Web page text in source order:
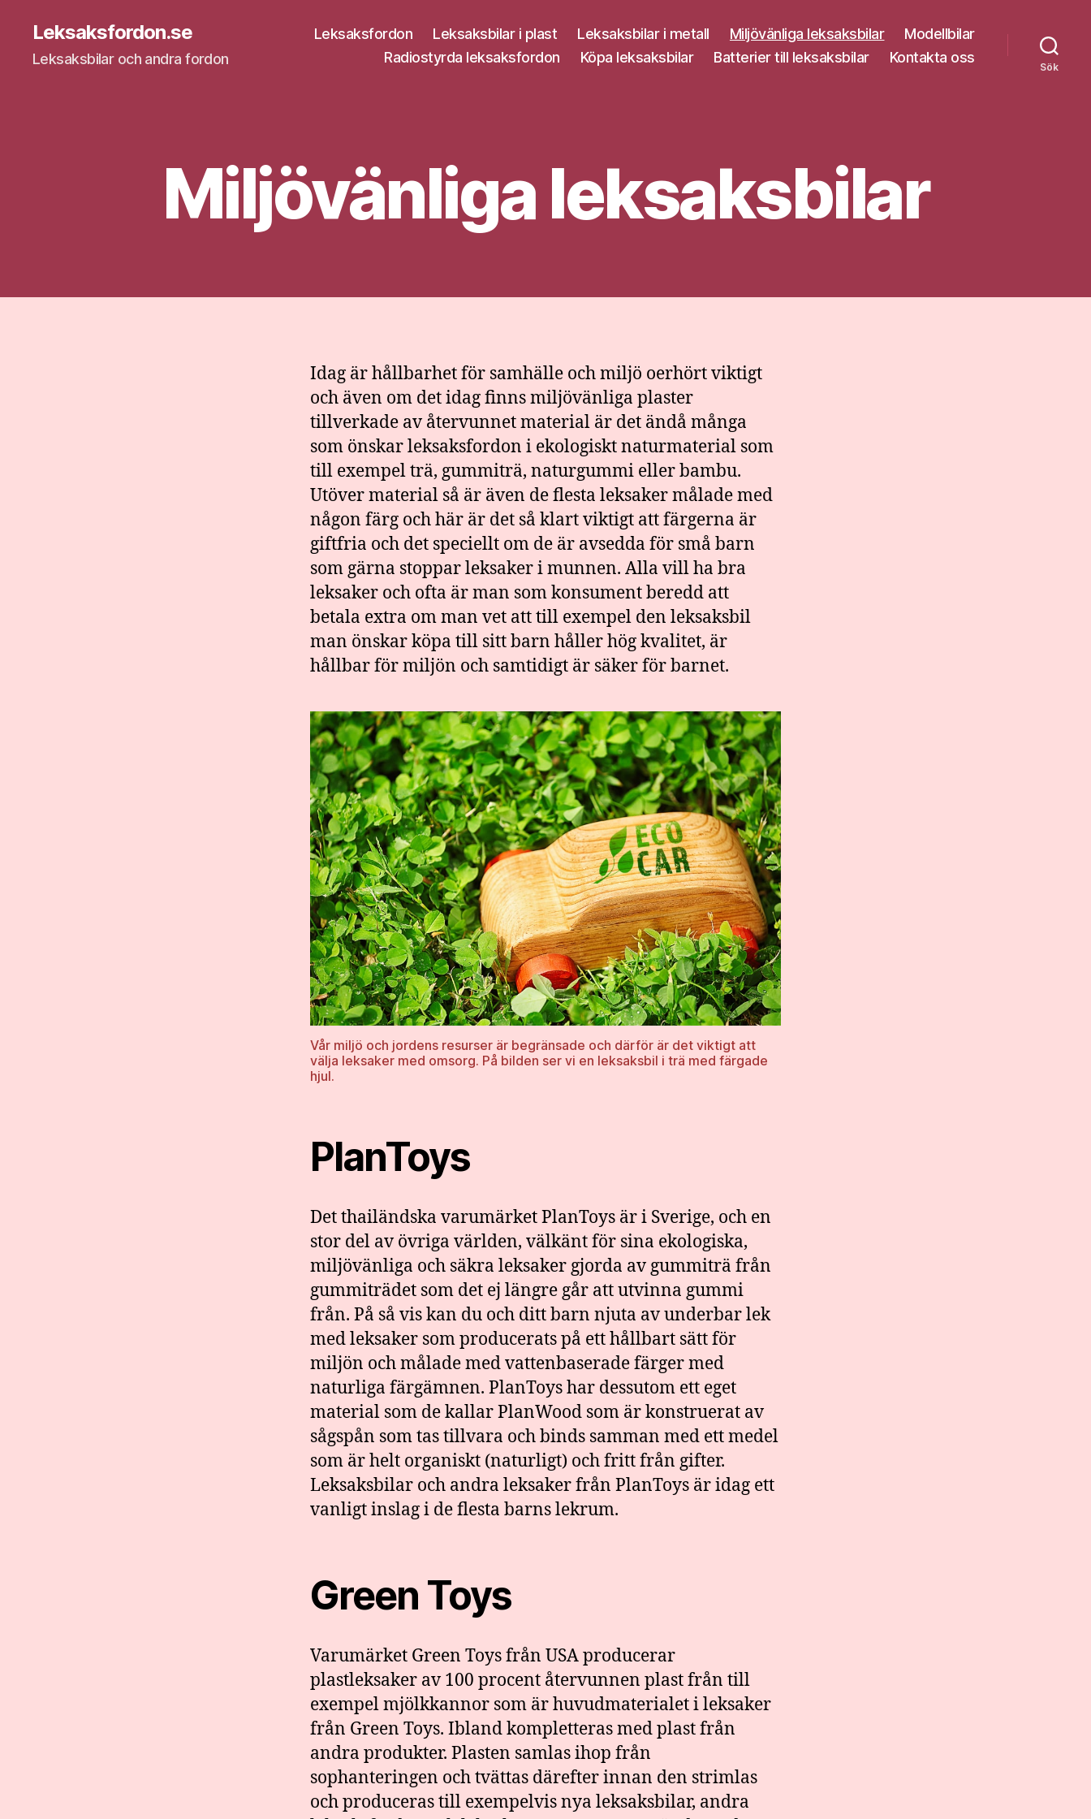
Leksaksfordon.se
Leksaksbilar och andra fordon
Leksaksfordon Leksaksbilar i plast Leksaksbilar i metall Miljövänliga leksaksbilar
Modellbilar
Radiostyrda leksaksfordon
Köpa leksaksbilar Batterier till leksaksbilar Kontakta oss
Sök
Miljövänliga leksaksbilar
Idag är hållbarhet för samhälle och miljö oerhört viktigt
och även om det idag finns miljövänliga plaster
tillverkade av återvunnet material är det ändå många
som önskar leksaksfordon i ekologiskt naturmaterial som
till exempel trä, gummiträ, naturgummi eller bambu.
Utöver material så är även de flesta leksaker målade med
någon färg och här är det så klart viktigt att färgerna är
giftfria och det speciellt om de är avsedda för små barn
som gärna stoppar leksaker i munnen. Alla vill ha bra
leksaker och ofta är man som konsument beredd att
betala extra om man vet att till exempel den leksaksbil
man önskar köpa till sitt barn håller hög kvalitet, är
hållbar för miljön och samtidigt är säker för barnet.
Vår miljö och jordens resurser är begränsade och därför är det viktigt att
välja leksaker med omsorg. På bilden ser vi en leksaksbil i trä med färgade
hjul.
PlanToys
Det thailändska varumärket PlanToys är i Sverige, och en
stor del av övriga världen, välkänt för sina ekologiska,
miljövänliga och säkra leksaker gjorda av gummiträ från
gummiträdet som det ej längre går att utvinna gummi
från. På så vis kan du och ditt barn njuta av underbar lek
med leksaker som producerats på ett hållbart sätt för
miljön och målade med vattenbaserade färger med
naturliga färgämnen. PlanToys har dessutom ett eget
material som de kallar PlanWood som är konstruerat av
sågspån som tas tillvara och binds samman med ett medel
som är helt organiskt (naturligt) och fritt från gifter.
Leksaksbilar och andra leksaker från PlanToys är idag ett
vanligt inslag i de flesta barns lekrum.
Green Toys
Varumärket Green Toys från USA producerar
plastleksaker av 100 procent återvunnen plast från till
exempel mjölkkannor som är huvudmaterialet i leksaker
från Green Toys. Ibland kompletteras med plast från
andra produkter. Plasten samlas ihop från
sophanteringen och tvättas därefter innan den strimlas
och produceras till exempelvis nya leksaksbilar, andra